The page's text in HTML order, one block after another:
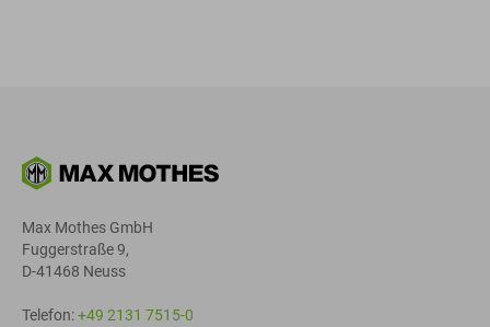
Max Mothes GmbH
Fuggerstraße 9,
D-41468 Neuss
Telefon:+49 2131 7515-0